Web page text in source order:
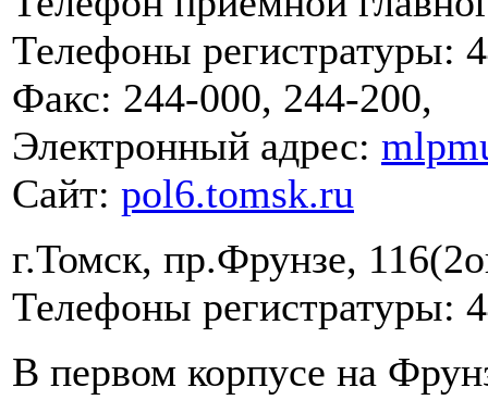
Телефоны регистратуры:
Факс: 244-000, 244-200,
Электронный адрес:
Сайт: pol6.tomsk.ru
г.Томск, пр.Фрунзе,
Телефоны регистратуры:
В первом корпусе на